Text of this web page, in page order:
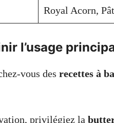
Royal Acorn,
l’usage
vous des recettes à
privilégiez la